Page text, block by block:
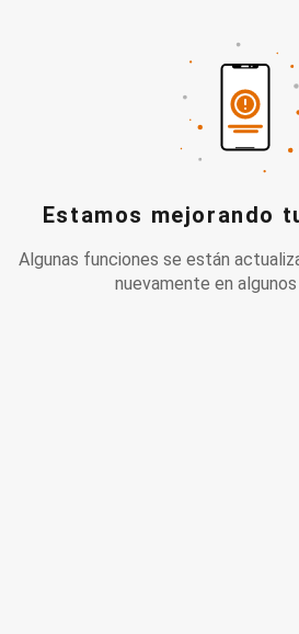
Estamos mejorando
Algunas funciones se están
nuevamente en